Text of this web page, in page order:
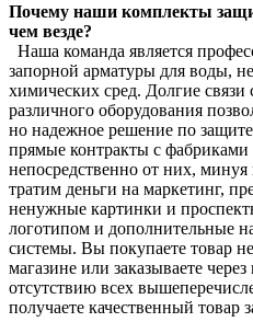
Почему наши комплекты
чем везде?
Наша команда является
запорной арматуры для воды,
химических сред. Долгие связи
различного оборудования
но надежное решение по
прямые контракты с фабриками
непосредственно от них,
тратим деньги на маркетинг,
ненужные картинки и
логотипом и дополнительные
системы. Вы покупаете товар
магазине или заказываете
отсутствию всех
получаете качественный товар